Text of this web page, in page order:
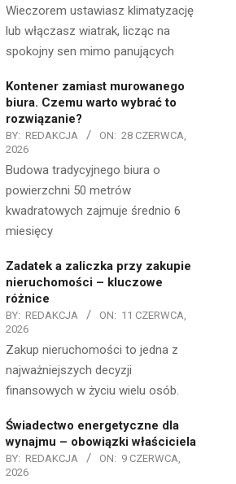
Wieczorem ustawiasz klimatyzację
lub włączasz wiatrak, licząc na
spokojny sen mimo panujących
Kontener zamiast murowanego
biura. Czemu warto wybrać to
rozwiązanie?
BY: REDAKCJA ON: 28 CZERWCA,
2026
Budowa tradycyjnego biura o
powierzchni 50 metrów
kwadratowych zajmuje średnio 6
miesięcy
Zadatek a zaliczka przy zakupie
nieruchomości – kluczowe
różnice
BY: REDAKCJA ON: 11 CZERWCA,
2026
Zakup nieruchomości to jedna z
najważniejszych decyzji
finansowych w życiu wielu osób.
Świadectwo energetyczne dla
wynajmu – obowiązki właściciela
BY: REDAKCJA ON: 9 CZERWCA,
2026